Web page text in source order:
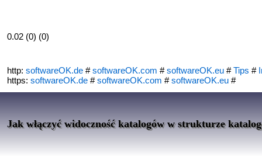
0.02 (0) (0)
http: softwareOK.de #softwareOK.com #softwareOK.eu #Tips #
https: softwareOK.de #softwareOK.com #softwareOK.eu #
Jak włączyć widoczność katalogów w strukturze